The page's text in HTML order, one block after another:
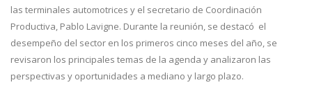
las terminales automotrices y el secretario de Coordinación
Productiva, Pablo Lavigne. Durante la reunión, se destacó el
desempeño del sector en los primeros cinco meses del año, se
revisaron los principales temas de la agenda y analizaron las
perspectivas y oportunidades a mediano y largo plazo.